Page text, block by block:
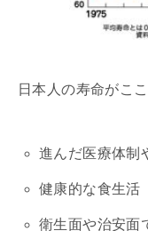
日本人の寿命がこ
進んだ医療体制
健康的な食生活
衛生面や治安面